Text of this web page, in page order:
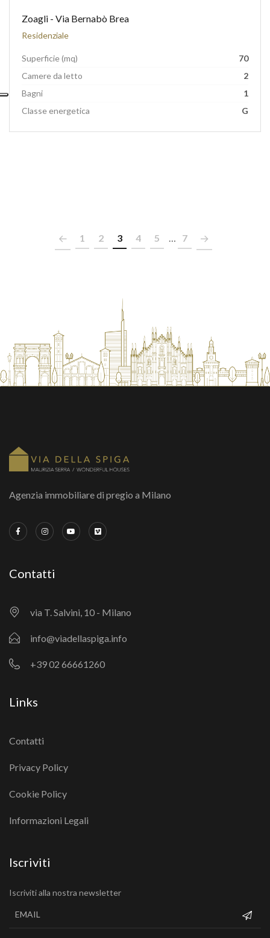
Zoagli - Via Bernabò Brea
Residenziale
Superficie (mq)
70
Camere da letto
2
Bagni
1
Classe energetica
G
1 2 3 4 5 … 7
Agenzia immobiliare di pregio a Milano
Contatti
via T. Salvini, 10 - Milano
info@viadellaspiga.info
+39 02 66661260
Links
Contatti
Privacy Policy
Cookie Policy
Informazioni Legali
Iscriviti
Iscriviti alla nostra newsletter